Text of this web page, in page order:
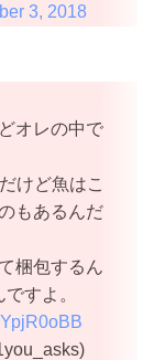
3, 2018
オレの中で
けど魚はこ
もあるんだ
梱包するん
すよ。